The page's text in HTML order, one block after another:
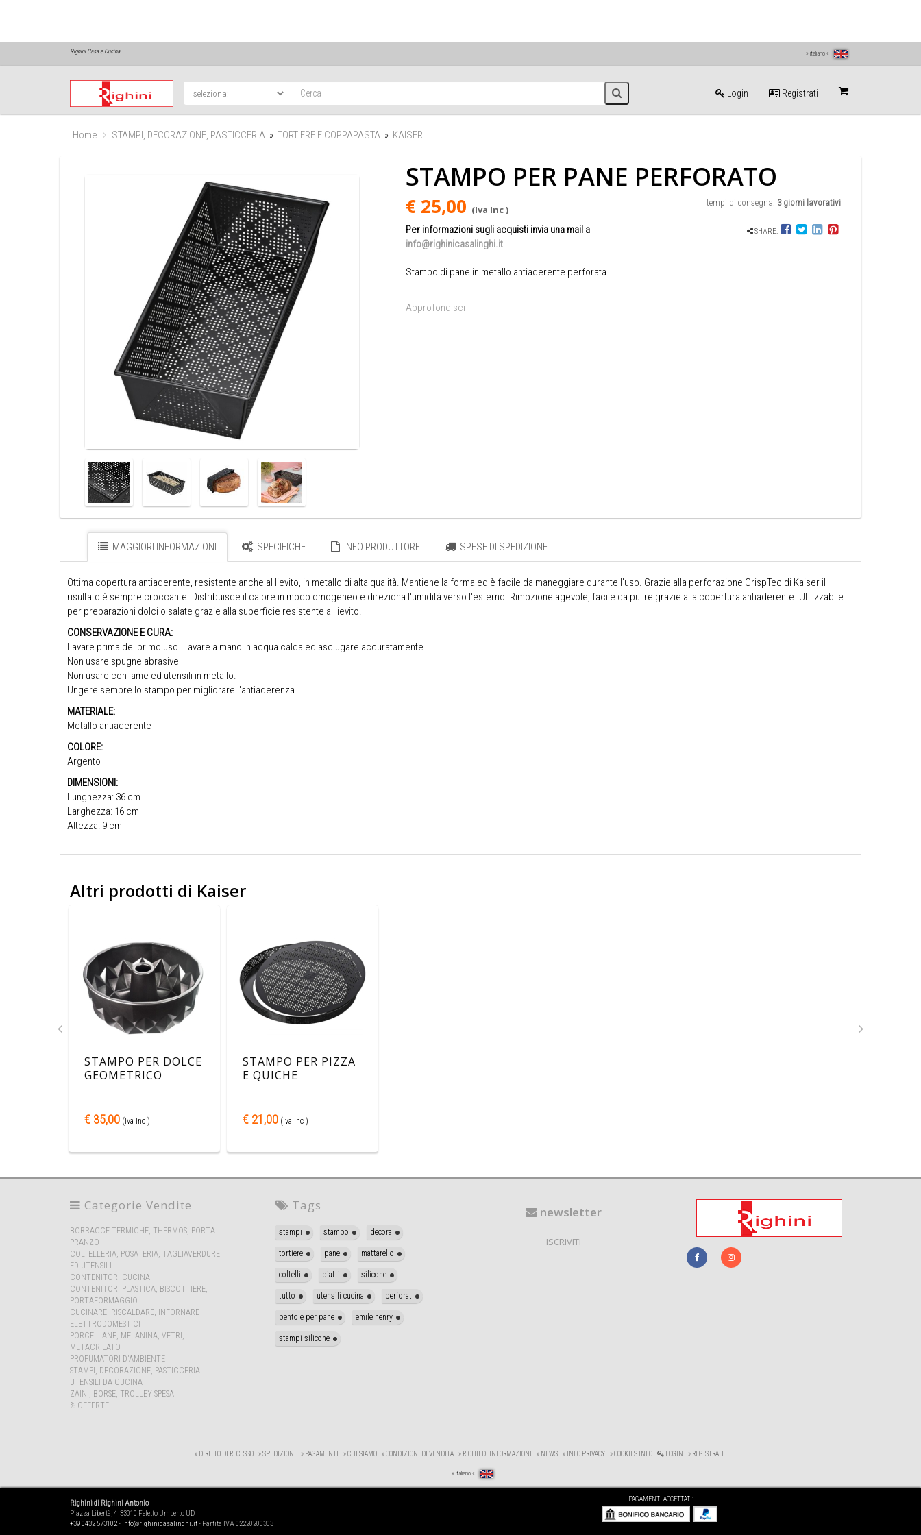
Righini Casa e Cucina » italiano «
Login Registrati
Home STAMPI, DECORAZIONE, PASTICCERIA » TORTIERE E COPPAPASTA » KAISER
STAMPO PER PANE PERFORATO
€ 25,00 (Iva Inc )
Per informazioni sugli acquisti invia una mail a
info@righinicasalinghi.it
tempi di consegna: 3 giorni lavorativi
SHARE:
Stampo di pane in metallo antiaderente perforata
Approfondisci
MAGGIORI INFORMAZIONI SPECIFICHE INFO PRODUTTORE SPESE DI SPEDIZIONE
Ottima copertura antiaderente, resistente anche al lievito, in metallo di alta qualità. Mantiene la forma ed è facile da maneggiare durante l'uso. Grazie alla perforazione CrispTec di Kaiser il
risultato è sempre croccante. Distribuisce il calore in modo omogeneo e direziona l'umidità verso l'esterno. Rimozione agevole, facile da pulire grazie alla copertura antiaderente. Utilizzabile
per preparazioni dolci o salate grazie alla superficie resistente al lievito.
CONSERVAZIONE E CURA:
Lavare prima del primo uso. Lavare a mano in acqua calda ed asciugare accuratamente.
Non usare spugne abrasive
Non usare con lame ed utensili in metallo.
Ungere sempre lo stampo per migliorare l'antiaderenza
MATERIALE:
Metallo antiaderente
COLORE:
Argento
DIMENSIONI:
Lunghezza: 36 cm
Larghezza: 16 cm
Altezza: 9 cm
Altri prodotti di Kaiser
STAMPO PER DOLCE
GEOMETRICO
€ 35,00(Iva Inc )
STAMPO PER PIZZA
E QUICHE
€ 21,00(Iva Inc )
Categorie Vendite
BORRACCE TERMICHE, THERMOS, PORTA
PRANZO
COLTELLERIA, POSATERIA, TAGLIAVERDURE
ED UTENSILI
CONTENITORI CUCINA
CONTENITORI PLASTICA, BISCOTTIERE,
PORTAFORMAGGIO
CUCINARE, RISCALDARE, INFORNARE
ELETTRODOMESTICI
PORCELLANE, MELANINA, VETRI,
METACRILATO
PROFUMATORI D'AMBIENTE
STAMPI, DECORAZIONE, PASTICCERIA
UTENSILI DA CUCINA
ZAINI, BORSE, TROLLEY SPESA
% OFFERTE
Tags
stampi stampo decora
tortiere pane mattarello
coltelli piatti silicone
tutto utensili cucina perforat
pentole per pane emile henry
stampi silicone
newsletter
ISCRIVITI
» DIRITTO DI RECESSO » SPEDIZIONI » PAGAMENTI » CHI SIAMO » CONDIZIONI DI VENDITA » RICHIEDI INFORMAZIONI » NEWS » INFO PRIVACY » COOKIES INFO LOGIN » REGISTRATI
» italiano «
Righini di Righini Antonio
Piazza Libertà, 4 33010 Feletto Umberto UD
+39 0432 573102-info@righinicasalinghi.it- Partita IVA 02220200303
PAGAMENTI ACCETTATI: